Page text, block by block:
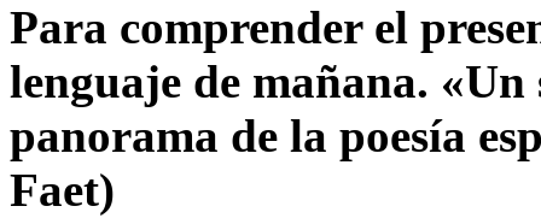
Para comprender el
lenguaje de mañana.
panorama de la poesía
Faet)